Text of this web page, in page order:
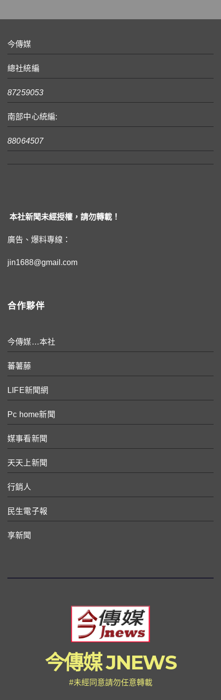
今傳媒
總社統編
87259053
南部中心統編:
88064507
本社新聞未經授權，請勿轉載！
廣告、爆料專線：
jin1688@gmail.com
合作夥伴
今傳媒…本社
蕃薯藤
LIFE新聞網
Pc home新聞
媒事看新聞
天天上新聞
行銷人
民生電子報
享新聞
今傳媒 JNEWS
#未經同意請勿任意轉載